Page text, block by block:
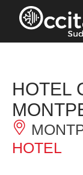
Cookies
HOTEL
HOTEL